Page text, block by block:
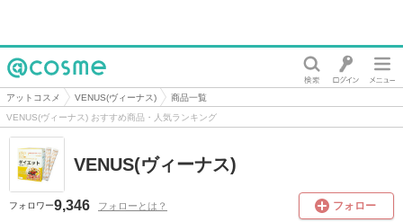
@cosme
アットコスメ VENUS(ヴィーナス)
商品一覧
VENUS(ヴィーナス) おすすめ商品・人気ランキング
VENUS(ヴィーナス)
フォロワー9,346 フォローとは？ フォロー